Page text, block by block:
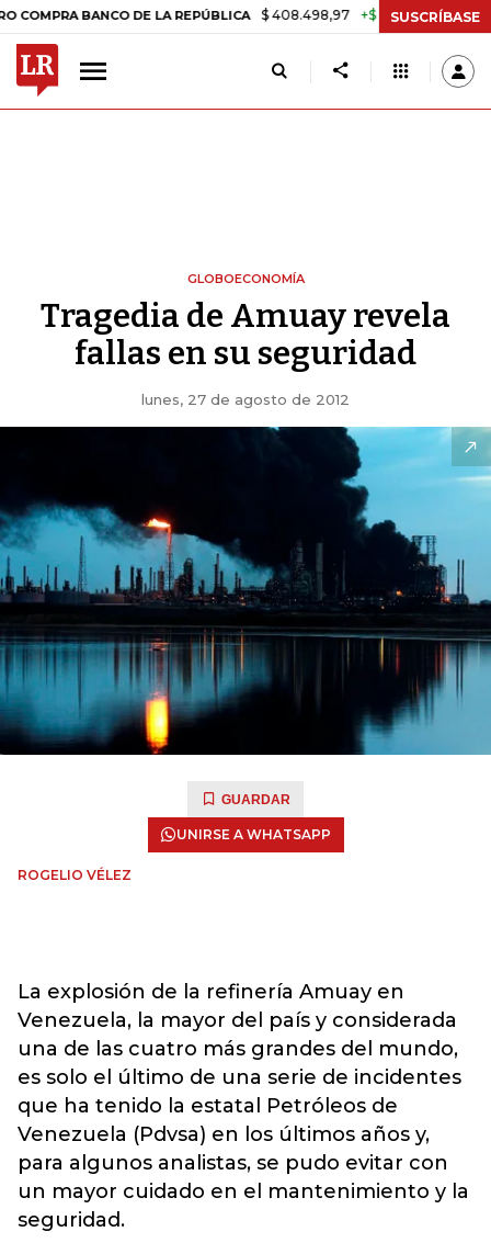
BANCO DE LA REPÚBLICA $ 408.498,97 +$ 8.753,81 +2,19% TASA
SUSCRÍBASE
GLOBOECONOMÍA
Tragedia de Amuay revela
fallas en su seguridad
lunes, 27 de agosto de 2012
GUARDAR
UNIRSE A WHATSAPP
ROGELIO VÉLEZ
La explosión de la refinería Amuay en
Venezuela, la mayor del país y considerada
una de las cuatro más grandes del mundo,
es solo el último de una serie de incidentes
que ha tenido la estatal Petróleos de
Venezuela (Pdvsa) en los últimos años y,
para algunos analistas, se pudo evitar con
un mayor cuidado en el mantenimiento y la
seguridad.